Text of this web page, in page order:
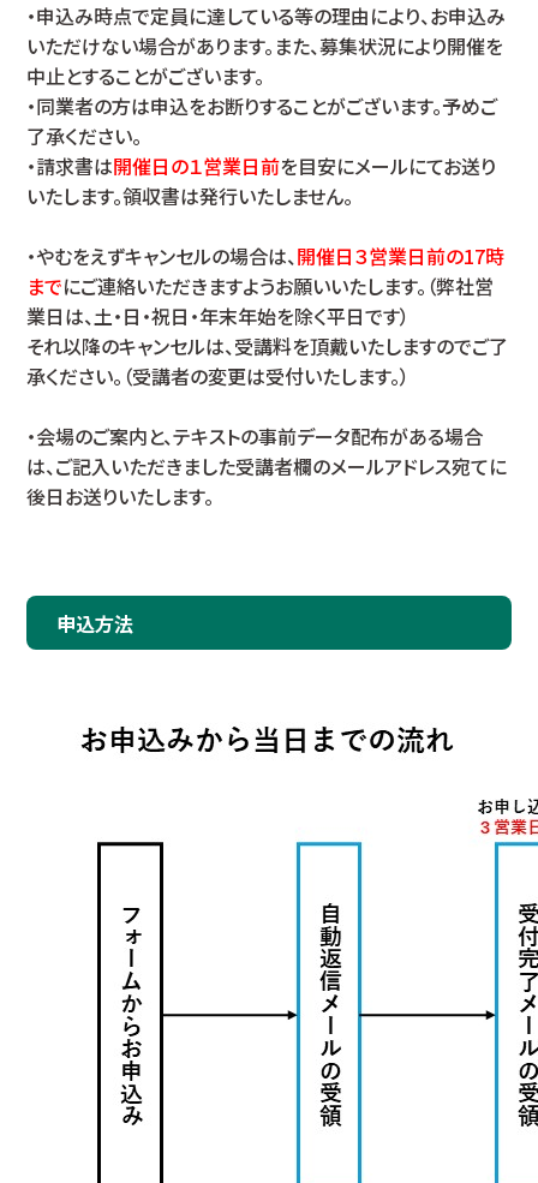
・申込み時点で定員に達している等の理由により、お申込み
いただけない場合があります。また、募集状況により開催を
中止とすることがございます。
・同業者の方は申込をお断りすることがございます。予めご
了承ください。
・請求書は開催日の１営業日前を目安にメールにてお送り
いたします。領収書は発行いたしません。
・やむをえずキャンセルの場合は、開催日３営業日前の17時
までにご連絡いただきますようお願いいたします。（弊社営
業日は、土・日・祝日・年末年始を除く平日です）
それ以降のキャンセルは、受講料を頂戴いたしますのでご了
承ください。（受講者の変更は受付いたします。）
・会場のご案内と、テキストの事前データ配布がある場合
は、ご記入いただきました受講者欄のメールアドレス宛てに
後日お送りいたします。
申込方法